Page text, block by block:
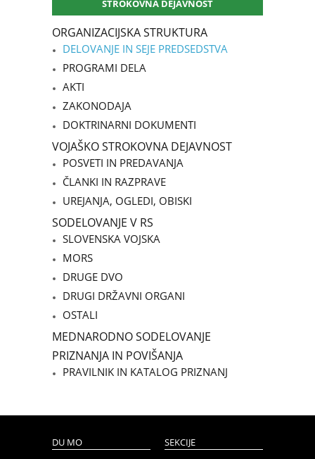
STROKOVNA DEJAVNOST
ORGANIZACIJSKA STRUKTURA
DELOVANJE IN SEJE PREDSEDSTVA
PROGRAMI DELA
AKTI
ZAKONODAJA
DOKTRINARNI DOKUMENTI
VOJAŠKO STROKOVNA DEJAVNOST
POSVETI IN PREDAVANJA
ČLANKI IN RAZPRAVE
UREJANJA, OGLEDI, OBISKI
SODELOVANJE V RS
SLOVENSKA VOJSKA
MORS
DRUGE DVO
DRUGI DRŽAVNI ORGANI
OSTALI
MEDNARODNO SODELOVANJE
PRIZNANJA IN POVIŠANJA
PRAVILNIK IN KATALOG PRIZNANJ
DU MO SEKCIJE